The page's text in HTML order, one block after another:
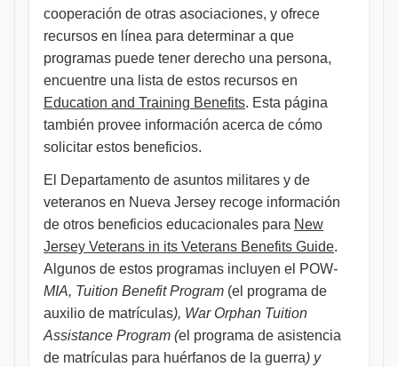
cooperación de otras asociaciones, y ofrece
recursos en línea para determinar a que
programas puede tener derecho una persona,
encuentre una lista de estos recursos en
Education and Training Benefits. Esta página
también provee información acerca de cómo
solicitar estos beneficios.
El Departamento de asuntos militares y de
veteranos en Nueva Jersey recoge información
de otros beneficios educacionales para New
Jersey Veterans in its Veterans Benefits Guide.
Algunos de estos programas incluyen el POW-
MIA, Tuition Benefit Program (el programa de
auxilio de matrículas), War Orphan Tuition
Assistance Program (el programa de asistencia
de matrículas para huérfanos de la guerra) y